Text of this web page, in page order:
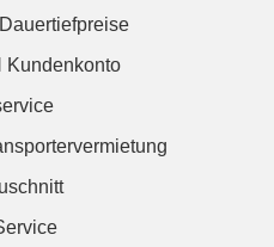
Kundenkonto